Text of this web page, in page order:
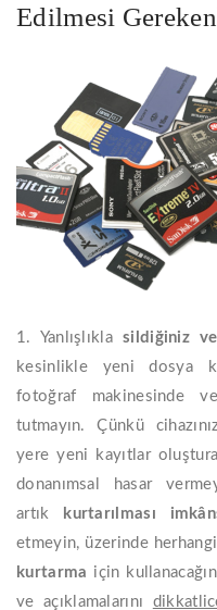
Edilmesi
1. Yanlışlıklasildiğiniz
kesinlikle yeni dosya
fotoğraf makinesinde
tutmayın. Çünkü
yere yeni kayıtlar
donanımsal hasar
artık
kurtarılması
etmeyin, üzerinde
kurtarma için
ve açıklamalarını